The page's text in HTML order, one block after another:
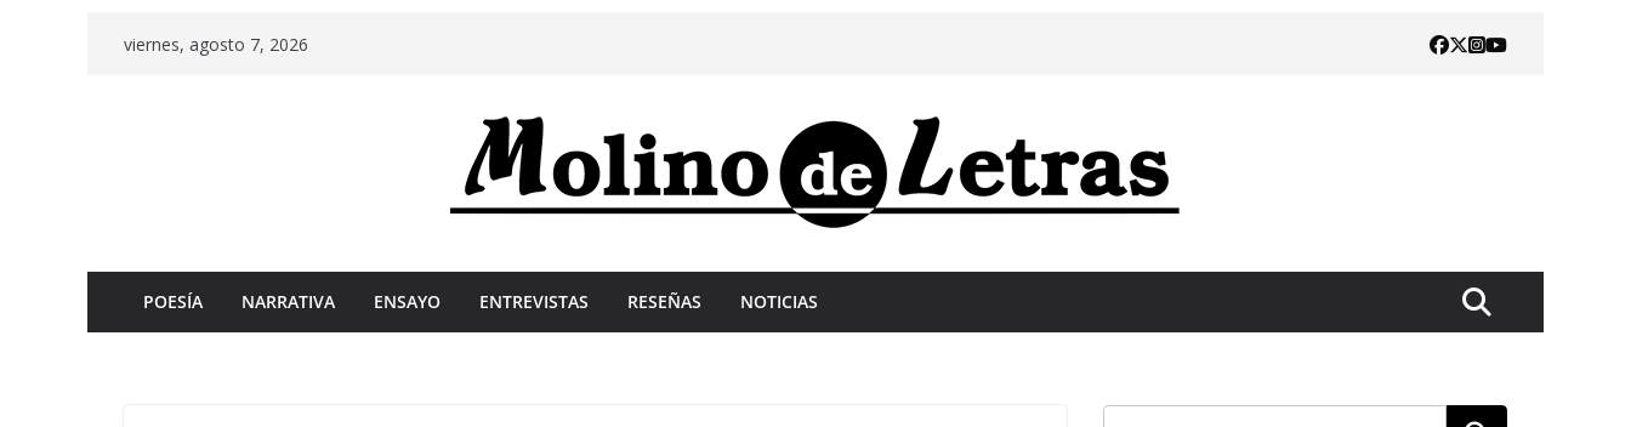
viernes, agosto 7, 2026
POESÍA NARRATIVA ENSAYO ENTREVISTAS RESEÑAS NOTICIAS